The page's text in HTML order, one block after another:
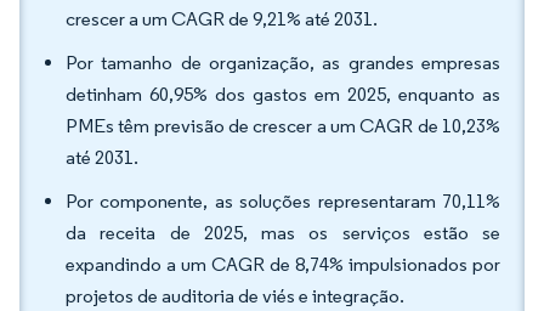
crescer a um CAGR de 9,21% até 2031.
Por tamanho de organização, as grandes empresas
detinham 60,95% dos gastos em 2025, enquanto as
PMEs têm previsão de crescer a um CAGR de 10,23%
até 2031.
Por componente, as soluções representaram 70,11%
da receita de 2025, mas os serviços estão se
expandindo a um CAGR de 8,74% impulsionados por
projetos de auditoria de viés e integração.